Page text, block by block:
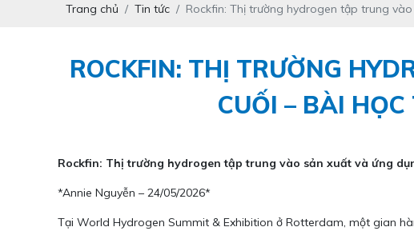
Trang chủ Tin tức Rockfin: Thị trường hydrogen tập trung
ROCKFIN: THỊ TRƯỜNG
CUỐI – BÀI
Rockfin: Thị trường hydrogen tập trung vào sản xuất và ứng
*Annie Nguyễn – 24/05/2026*
Tại World Hydrogen Summit & Exhibition ở Rotterdam, một gian